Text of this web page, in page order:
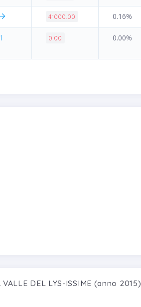
4˙000.00 0.16%
0.00 0.00%
DEL LYS-ISSIME (anno 2015)